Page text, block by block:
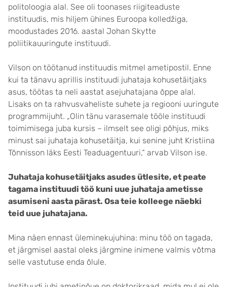
politoloogia alal. See oli toonases riigiteaduste
instituudis, mis hiljem ühines Euroopa kolledžiga,
moodustades 2016. aastal Johan Skytte
poliitikauuringute instituudi.
Vilson on töötanud instituudis mitmel ametipostil. Enne
kui ta tänavu aprillis instituudi juhataja kohusetäitjaks
asus, töötas ta neli aastat asejuhatajana õppe alal.
Lisaks on ta rahvusvaheliste suhete ja regiooni uuringute
programmijuht. „Olin tänu varasemale tööle instituudi
toimimisega juba kursis – ilmselt see oligi põhjus, miks
minust sai juhataja kohusetäitja, kui senine juht Kristiina
Tõnnisson läks Eesti Teaduagentuuri,“ arvab Vilson ise.
Juhataja kohusetäitjaks asudes ütlesite, et peate
tagama instituudi töö kuni uue juhataja ametisse
asumiseni aasta pärast. Osa teie kolleege näebki
teid uue juhatajana.
Mina näen ennast üleminekujuhina: minu töö on tagada,
et järgmisel aastal oleks järgmine inimene valmis võtma
selle vastutuse enda õlule.